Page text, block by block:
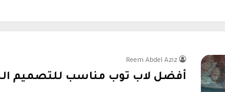
Reem Abdel Aziz
أفضل لاب توب مناسب للتصميم